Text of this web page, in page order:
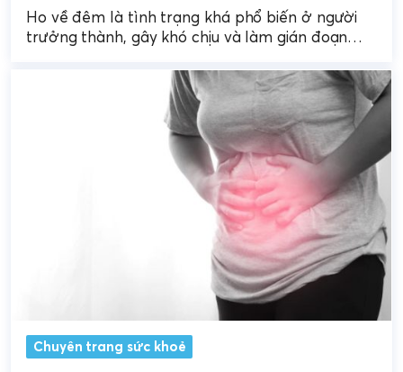
Ho về đêm là tình trạng khá phổ biến ở người
trưởng thành, gây khó chịu và làm gián đoạn
Chuyên trang sức khoẻ